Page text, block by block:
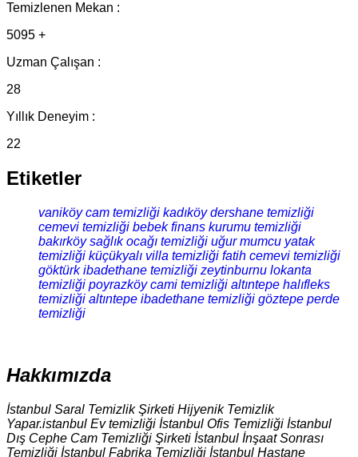
Temizlenen Mekan :
5095 +
Uzman Çalışan :
28
Yıllık Deneyim :
22
Etiketler
vaniköy cam temizliği kadıköy dershane temizliği
cemevi temizliği bebek finans kurumu temizliği
bakırköy sağlık ocağı temizliği uğur mumcu yatak
temizliği küçükyalı villa temizliği fatih cemevi temizliği
göktürk ibadethane temizliği zeytinburnu lokanta
temizliği poyrazköy cami temizliği altıntepe halıfleks
temizliği altıntepe ibadethane temizliği göztepe perde
temizliği
Hakkımızda
İstanbul Saral Temizlik Şirketi Hijyenik Temizlik
Yapar.istanbul Ev temizliği İstanbul Ofis Temizliği İstanbul
Dış Cephe Cam Temizliği Şirketi İstanbul İnşaat Sonrası
Temizliği İstanbul Fabrika Temizliği İstanbul Hastane